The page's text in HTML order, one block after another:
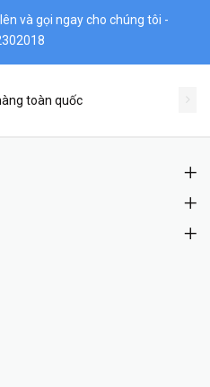
và gọi ngay cho chúng tôi -
toàn quốc